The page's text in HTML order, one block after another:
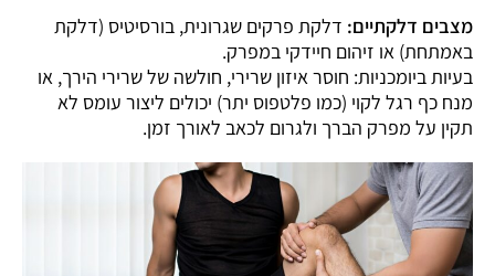
מצבים דלקתיים: דלקת פרקים שגרונית, בורסיטיס (דלקת
באמתחת) או זיהום חיידקי במפרק.
בעיות ביומכניות: חוסר איזון שרירי, חולשה של שרירי הירך, או
מנח כף רגל לקוי (כמו פלטפוס יתר) יכולים ליצור עומס לא
תקין על מפרק הברך ולגרום לכאב לאורך זמן.